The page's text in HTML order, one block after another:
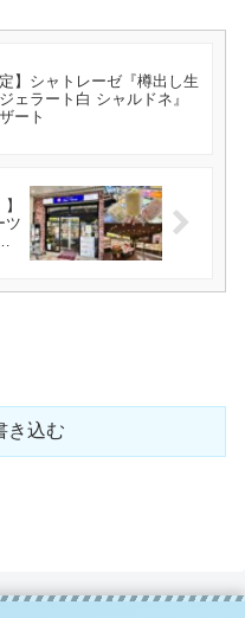
定】シャトレーゼ『樽出し生
ェラート白 シャルドネ』
ート
ツ
き込む